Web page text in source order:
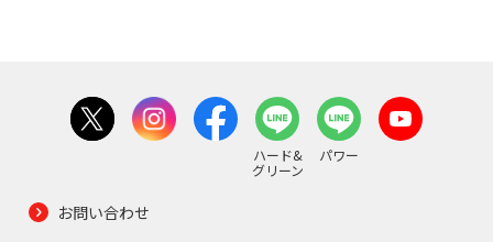
ハード&
グリーン
パワー
お問い合わせ